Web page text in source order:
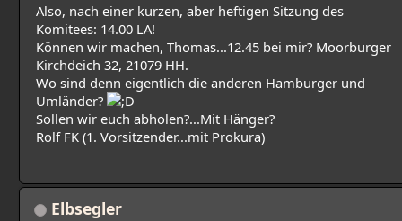
Also, nach einer kurzen, aber heftigen Sitzung des
Komitees: 14.00 LA!
Können wir machen, Thomas...12.45 bei mir? Moorburger
Kirchdeich 32, 21079 HH.
Wo sind denn eigentlich die anderen Hamburger und
Umländer?
Sollen wir euch abholen?...Mit Hänger?
Rolf FK (1. Vorsitzender...mit Prokura)
Elbsegler